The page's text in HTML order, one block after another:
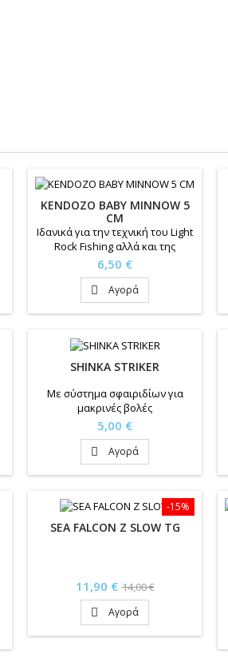
KENDOZO BABY MINNOW 5
CM
Iδανικά για την τεχνική του Light
Rock Fishing αλλά και της
ελαφριάς συρτής αφρού
Τιμή
6,50 €
 Αγορά
SHINKA STRIKER
Με σύστημα σφαιριδίων για
μακρινές βολές
Τιμή
5,00 €
 Αγορά
-15%
SEA FALCON Z SLOW TG
Τιμή
11,90 € Κανονική
τιμή
14,00 €
 Αγορά